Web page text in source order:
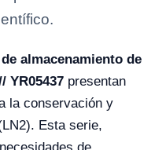
almacenamiento de
YR05437 presentan
la conservación y
Esta serie,